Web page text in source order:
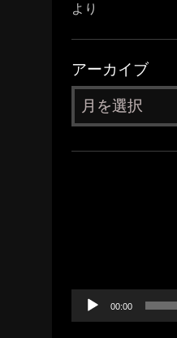
より
アーカイブ
ー
ヤ
00:00